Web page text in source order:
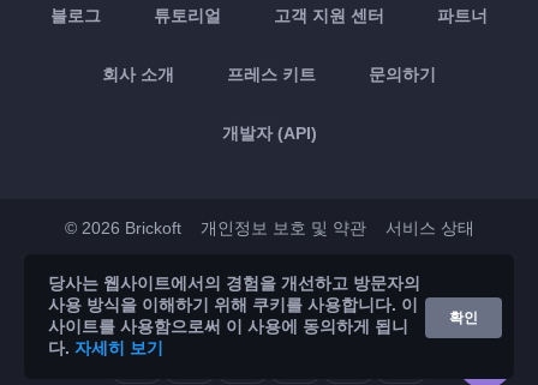
블로그 튜토리얼 고객 지원 센터 파트너
회사 소개 프레스 키트 문의하기
개발자 (API)
© 2026 Brickoft 개인정보 보호 및 약관 서비스 상태
App Store Google Play
당사는 웹사이트에서의 경험을 개선하고 방문자의
사용 방식을 이해하기 위해 쿠키를 사용합니다. 이
사이트를 사용함으로써 이 사용에 동의하게 됩니
다. 자세히 보기
확인